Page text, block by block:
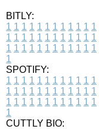
BITLY:
1 1 1 1 1 1 1 1 1 1 1 1
1 1 1 1 1 1 1 1 1 1 1 1
1 1 1 1 1 1 1 1 1 1 1 1
1
SPOTIFY:
1 1 1 1 1 1 1 1 1 1 1 1
1 1 1 1 1 1 1 1 1 1 1 1
1 1 1 1 1 1 1 1 1 1 1 1
1
CUTTLY BIO: